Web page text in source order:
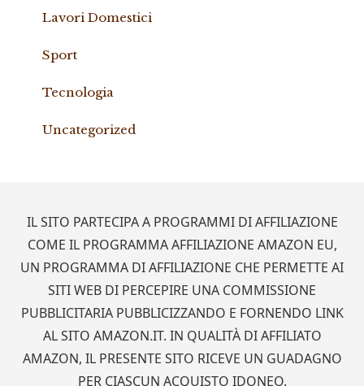
Lavori Domestici
Sport
Tecnologia
Uncategorized
IL SITO PARTECIPA A PROGRAMMI DI AFFILIAZIONE
COME IL PROGRAMMA AFFILIAZIONE AMAZON EU,
UN PROGRAMMA DI AFFILIAZIONE CHE PERMETTE AI
SITI WEB DI PERCEPIRE UNA COMMISSIONE
PUBBLICITARIA PUBBLICIZZANDO E FORNENDO LINK
AL SITO AMAZON.IT. IN QUALITÀ DI AFFILIATO
AMAZON, IL PRESENTE SITO RICEVE UN GUADAGNO
PER CIASCUN ACQUISTO IDONEO.